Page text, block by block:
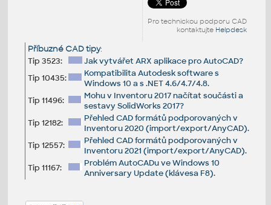
Pro technickou podporu CAD
kontaktujte Helpdesk
Příbuzné CAD tipy:
Tip 3523:
Jak vytvářet ARX aplikace pro AutoCAD?
Tip 10435:
Kompatibilita Autodesk software s
Windows 10 a s .NET 4.6/4.7/4.8.
Tip 11496:
Mohu v Inventoru 2017 načítat součásti a
sestavy SolidWorks 2017?
Tip 12182:
Přehled CAD formátů podporovaných v
Inventoru 2020 (import/export/AnyCAD).
Tip 12557:
Přehled CAD formátů podporovaných v
Inventoru 2021 (import/export/AnyCAD).
Tip 11167:
Problém AutoCADu ve Windows 10
Anniversary Update (klávesa F8).